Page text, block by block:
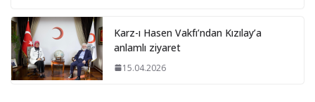
Karz-ı Hasen Vakfı’ndan Kızılay’a
anlamlı ziyaret
15.04.2026